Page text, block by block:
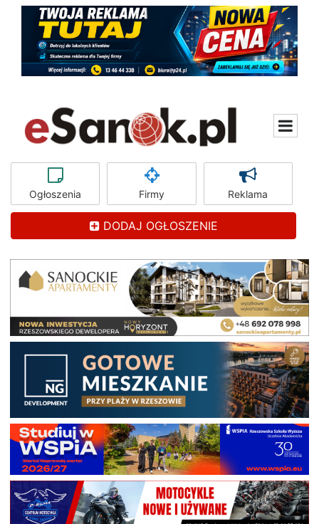
Ogłoszenia Firmy Reklama
DODAJ OGŁOSZENIE